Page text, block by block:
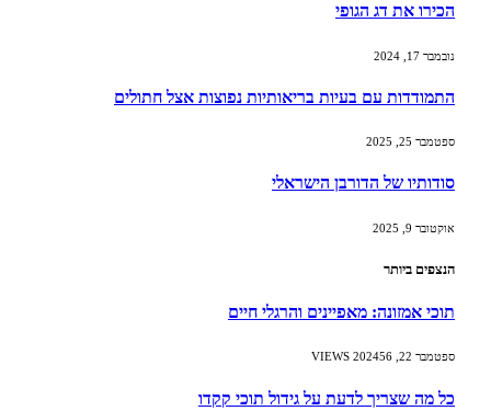
הכירו את דג הגופי
נובמבר 17, 2024
התמודדות עם בעיות בריאותיות נפוצות אצל חתולים
ספטמבר 25, 2025
סודותיו של הדורבן הישראלי
אוקטובר 9, 2025
הנצפים ביותר
תוכי אמזונה: מאפיינים והרגלי חיים
ספטמבר 22, 2024 56
VIEWS
כל מה שצריך לדעת על גידול תוכי קקדו